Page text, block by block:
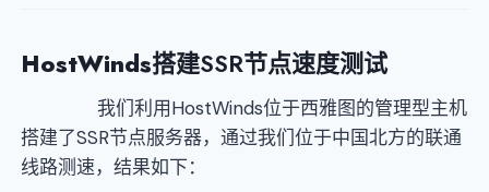
HostWinds搭建SSR节点速度测试
我们利用HostWinds位于西雅图的管理型主机
搭建了SSR节点服务器，通过我们位于中国北方的联通
线路测速，结果如下：